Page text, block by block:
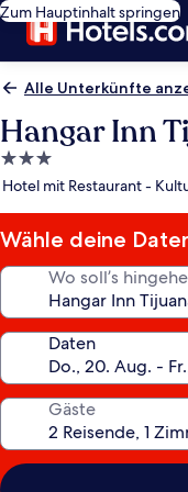
Zum Hauptinhalt springen
Alle Unterkünfte
Hangar Inn
3.0-
Sterne-
Hotel mit Restaurant -
Wähle deine
Wo soll’s
Daten
Gäste